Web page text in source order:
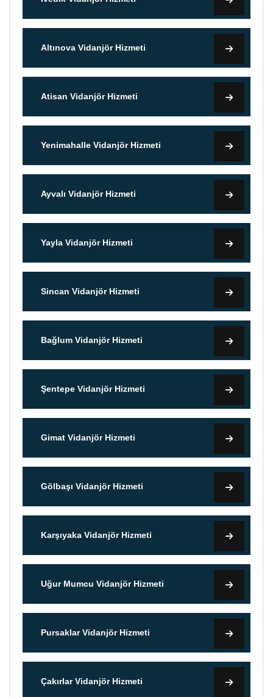
Altınova Vidanjör Hizmeti
Atisan Vidanjör Hizmeti
Yenimahalle Vidanjör Hizmeti
Ayvalı Vidanjör Hizmeti
Yayla Vidanjör Hizmeti
Sincan Vidanjör Hizmeti
Bağlum Vidanjör Hizmeti
Şentepe Vidanjör Hizmeti
Gimat Vidanjör Hizmeti
Gölbaşı Vidanjör Hizmeti
Karşıyaka Vidanjör Hizmeti
Uğur Mumcu Vidanjör Hizmeti
Pursaklar Vidanjör Hizmeti
Çakırlar Vidanjör Hizmeti